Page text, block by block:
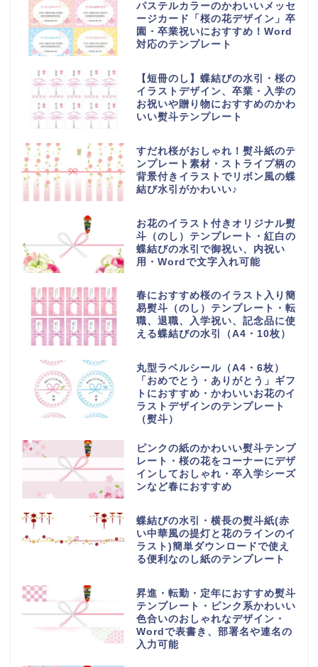
パステルカラーのかわいいメッセ
ージカード「桜の花デザイン」卒
園・卒業祝いにおすすめ！Word
対応のテンプレート
【短冊のし】蝶結びの水引・桜の
イラストデザイン、卒業・入学の
お祝いや贈り物におすすめのかわ
いい熨斗テンプレート
すだれ桜がおしゃれ！熨斗紙のテ
ンプレート素材・ストライプ柄の
背景付きイラストでリボン風の蝶
結び水引がかわいい♪
お花のイラスト付きオリジナル熨
斗（のし）テンプレート・紅白の
蝶結びの水引で御祝い、内祝い
用・Wordで文字入れ可能
春におすすめ桜のイラスト入り簡
易熨斗（のし）テンプレート・転
職、退職、入学祝い、記念品に使
える蝶結びの水引（A4・10枚）
丸型ラベルシール（A4・6枚）
「おめでとう・ありがとう」ギフ
トにおすすめ・かわいいお花のイ
ラストデザインのテンプレート
（熨斗）
ピンクの紙のかわいい熨斗テンプ
レート・桜の花をコーナーにデザ
インしておしゃれ・卒入学シーズ
ンなど春におすすめ
蝶結びの水引・横長の熨斗紙(赤
い中華風の提灯と花のラインのイ
ラスト)簡単ダウンロードで使え
る便利なのし紙のテンプレート
昇進・転勤・定年におすすめ熨斗
テンプレート・ピンク系かわいい
色合いのおしゃれなデザイン・
Wordで表書き、部署名や連名の
入力可能